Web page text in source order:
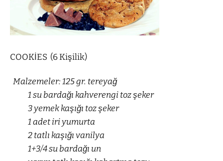
COOKİES (6 Kişilik)
Malzemeler: 125 gr. tereyağ
1 su bardağı kahverengi toz şeker
3 yemek kaşığı toz şeker
1 adet iri yumurta
2 tatlı kaşığı vanilya
1+3/4 su bardağı un